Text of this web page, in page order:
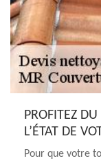
PROFITEZ
L’ÉTAT DE
Pour que votre